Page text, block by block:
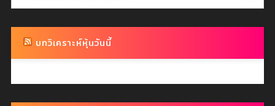
บทวิเคราะห์หุ้นวันนี้